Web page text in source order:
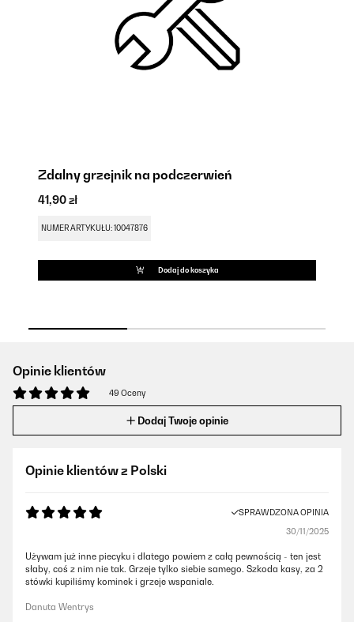
Zdalny grzejnik na podczerwień
41,90 zł
NUMER ARTYKUŁU: 10047876
Dodaj do koszyka
Opinie klientów
49 Oceny
Dodaj Twoje opinie
Opinie klientów z Polski
SPRAWDZONA OPINIA
30/11/2025
Używam już inne piecyku i dlatego powiem z całą pewnością - ten jest
słaby, coś z nim nie tak. Grzeje tylko siebie samego. Szkoda kasy, za 2
stówki kupiliśmy kominek i grzeje wspaniale.
Danuta Wentrys